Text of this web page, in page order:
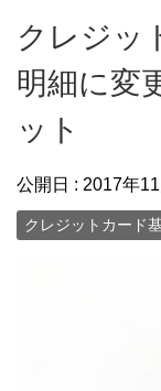
クレジッ
明細に変
ット
公開日 : 2017年
クレジットカード